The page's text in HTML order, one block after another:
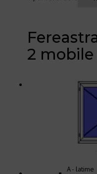
2 mobile
A - latime